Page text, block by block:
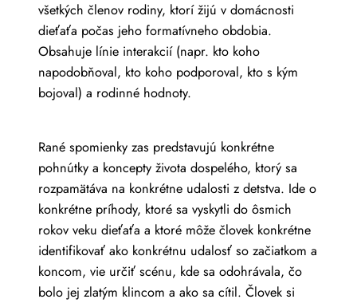
všetkých členov rodiny, ktorí žijú v domácnosti
dieťaťa počas jeho formatívneho obdobia.
Obsahuje línie interakcií (napr. kto koho
napodobňoval, kto koho podporoval, kto s kým
bojoval) a rodinné hodnoty.
Rané spomienky zas predstavujú konkrétne
pohnútky a koncepty života dospelého, ktorý sa
rozpamätáva na konkrétne udalosti z detstva. Ide o
konkrétne príhody, ktoré sa vyskytli do ôsmich
rokov veku dieťaťa a ktoré môže človek konkrétne
identifikovať ako konkrétnu udalosť so začiatkom a
koncom, vie určiť scénu, kde sa odohrávala, čo
bolo jej zlatým klincom a ako sa cítil. Človek si